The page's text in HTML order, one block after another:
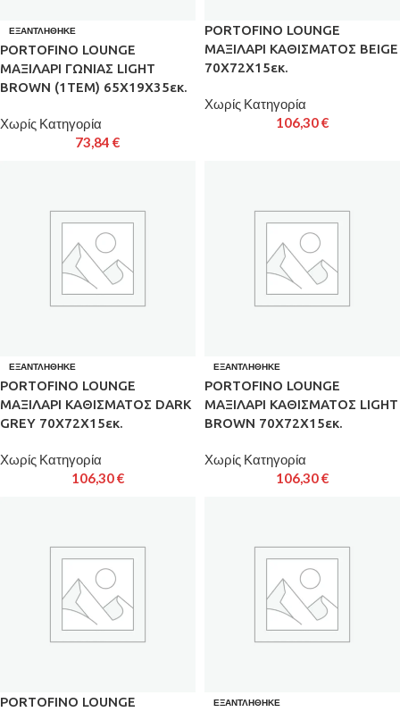
ΕΞΑΝΤΛΉΘΗΚΕ
PORTOFINO LOUNGE
ΜΑΞΙΛΑΡΙ ΓΩΝΙΑΣ LIGHT
BROWN (1ΤΕΜ) 65Χ19Χ35εκ.
Χωρίς Κατηγορία
73,84 €
PORTOFINO LOUNGE
ΜΑΞΙΛΑΡΙ ΚΑΘΙΣΜΑΤΟΣ BEIGE
70X72X15εκ.
Χωρίς Κατηγορία
106,30€
ΕΞΑΝΤΛΉΘΗΚΕ
PORTOFINO LOUNGE
ΜΑΞΙΛΑΡΙ ΚΑΘΙΣΜΑΤΟΣ DARK
GREY 70X72X15εκ.
Χωρίς Κατηγορία
106,30€
ΕΞΑΝΤΛΉΘΗΚΕ
PORTOFINO LOUNGE
ΜΑΞΙΛΑΡΙ ΚΑΘΙΣΜΑΤΟΣ LIGHT
BROWN 70X72X15εκ.
Χωρίς Κατηγορία
106,30€
PORTOFINO LOUNGE
ΕΞΑΝΤΛΉΘΗΚΕ